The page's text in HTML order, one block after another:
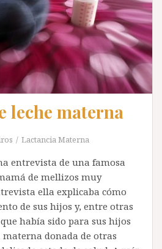
leche materna
Lactancia Materna
entrevista de una famosa
de mellizos muy
ella explicaba cómo
de sus hijos y, entre otras
había sido para sus hijos
donada de otras